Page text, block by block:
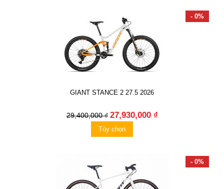
- 0%
GIANT STANCE 2 27.5 2026
29,400,000 ₫ 27,930,000 ₫
Tùy chọn
- 0%